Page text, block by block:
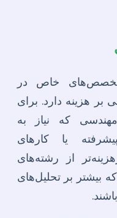
خاص در
بر هزینه دارد. برای
که نیاز به
یا کارهای
از رشته‌های
بیشتر بر تحلیل‌های